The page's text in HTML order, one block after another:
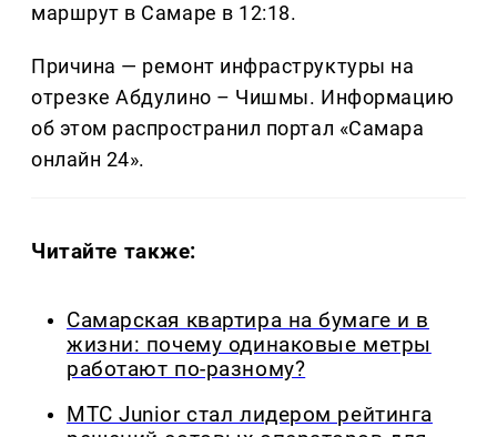
маршрут в Самаре в 12:18.
Причина — ремонт инфраструктуры на
отрезке Абдулино – Чишмы. Информацию
об этом распространил портал «Самара
онлайн 24».
Читайте также:
Самарская квартира на бумаге и в
жизни: почему одинаковые метры
работают по-разному?
МТС Junior стал лидером рейтинга